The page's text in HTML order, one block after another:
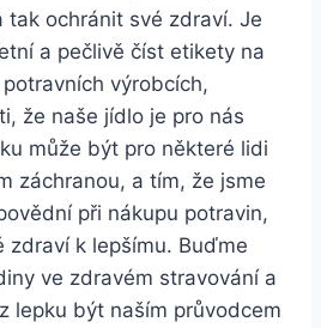
tak ochránit své zdraví. Je
a pečlivě číst etikety na
výrobcích,
že naše jídlo je pro nás
může být pro některé lidi
záchranou, a tím, že jsme
při nákupu potravin,
zdraví k lepšímu. Buďme
ve zdravém stravování a
lepku být naším průvodcem